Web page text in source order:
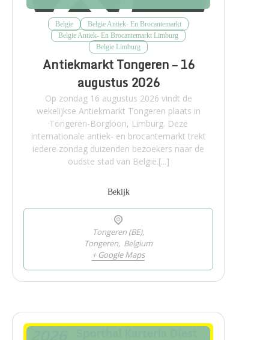
Belgie
Belgie Antiek- En Brocantemarkt
Belgie Antiek- En Brocantemarkt Limburg
Belgie Limburg
Antiekmarkt Tongeren – 16
augustus 2026
Op zondag 16 augustus 2026 vindt de
wekelijkse Antiekmarkt Tongeren plaats in
Tongeren-Borgloon, Limburg. Deze
internationale antiek- en brocantemarkt trekt
iedere zondag duizenden bezoekers naar de
oudste stad van België.[...]
Bekijk
Tongeren (BE),
Tongeren, Belgium
+ Google Maps